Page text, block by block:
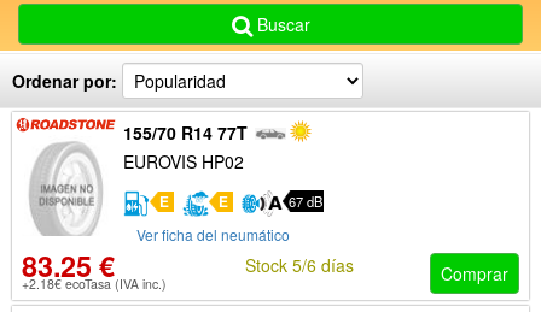
Buscar
Ordenar por:
155/70 R14 77T
EUROVIS HP02
E E 67 dB
Ver ficha del neumático
83.25 €
+2.18€ ecoTasa (IVA inc.) Comprar
Stock 5/6 días